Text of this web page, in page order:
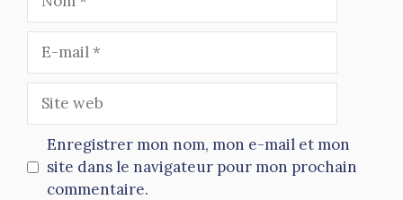
mail
web
Enregistrer mon nom, mon e-mail et mon
site dans le navigateur pour mon prochain
commentaire.